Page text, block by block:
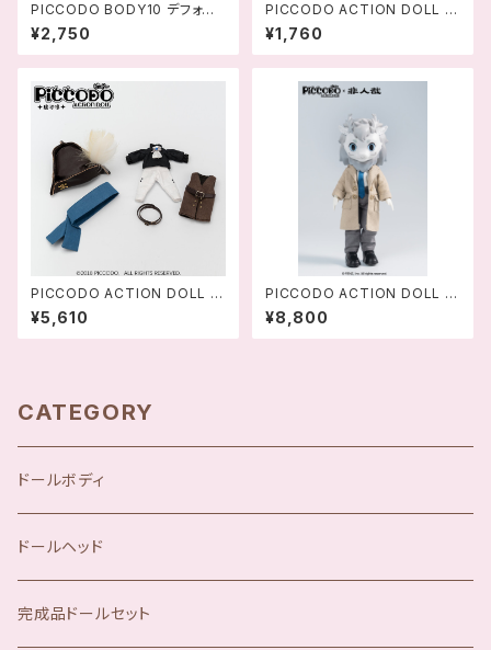
PICCODO BODY10 デフォル
メドールボディ VER.2.0
¥2,750
PICCODO ACTION DOLL 展
示用背景ボード ケーキ屋 M-4
589565814216
¥1,760
PICCODO ACTION DOLL B
ODY8 PLUS 用海賊風ドール
服セット 船長Ver. / 航海士Ver.
¥5,610
PICCODO ACTION DOLL 非
人哉 (ひとにあらざるかな) 敖
烈-6921409120103
¥8,800
CATEGORY
ドールボディ
ドールヘッド
完成品ドールセット